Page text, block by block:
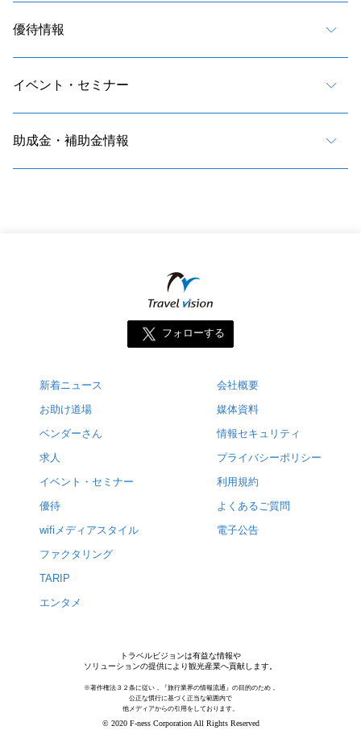
優待情報
イベント・セミナー
助成金・補助金情報
フォローする
新着ニュース
お助け道場
ベンダーさん
求人
イベント・セミナー
優待
wifiメディアスタイル
ファクタリング
TARIP
エンタメ
会社概要
媒体資料
情報セキュリティ
プライバシーポリシー
利用規約
よくあるご質問
電子公告
トラベルビジョンは有益な情報や
ソリューションの提供により観光産業へ貢献します。
※著作権法３２条に従い，『旅行業界の情報流通』の目的のため，
公正な慣行に基づく正当な範囲内で
他メディアからの引用をしております。
© 2020 F-ness Corporation All Rights Reserved